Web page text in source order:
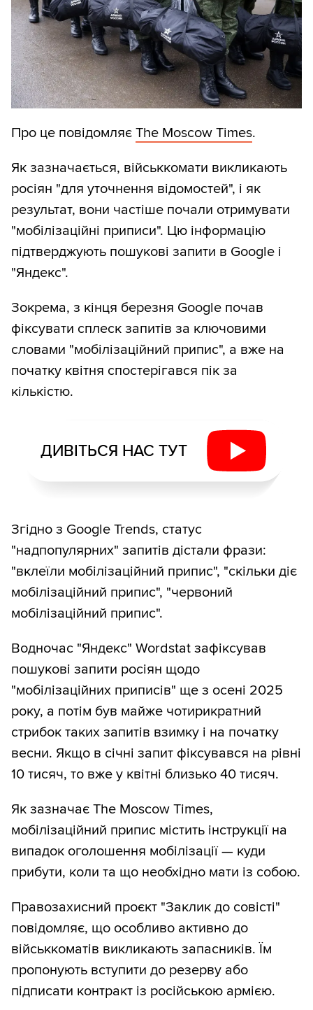
Про це повідомляє The Moscow Times.
Як зазначається, військкомати викликають
росіян "для уточнення відомостей", і як
результат, вони частіше почали отримувати
"мобілізаційні приписи". Цю інформацію
підтверджують пошукові запити в Google і
"Яндекс".
Зокрема, з кінця березня Google почав
фіксувати сплеск запитів за ключовими
словами "мобілізаційний припис", а вже на
початку квітня спостерігався пік за
кількістю.
ДИВІТЬСЯ НАС ТУТ
Згідно з Google Trends, статус
"надпопулярних" запитів дістали фрази:
"вклеїли мобілізаційний припис", "скільки діє
мобілізаційний припис", "червоний
мобілізаційний припис".
Водночас "Яндекс" Wordstat зафіксував
пошукові запити росіян щодо
"мобілізаційних приписів" ще з осені 2025
року, а потім був майже чотирикратний
стрибок таких запитів взимку і на початку
весни. Якщо в січні запит фіксувався на рівні
10 тисяч, то вже у квітні близько 40 тисяч.
Як зазначає The Moscow Times,
мобілізаційний припис містить інструкції на
випадок оголошення мобілізації — куди
прибути, коли та що необхідно мати із собою.
Правозахисний проєкт "Заклик до совісті"
повідомляє, що особливо активно до
військкоматів викликають запасників. Їм
пропонують вступити до резерву або
підписати контракт із російською армією.